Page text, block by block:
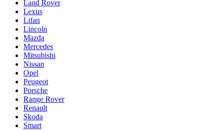
Land Rover
Lexus
Lifan
Lincoln
Mazda
Mercedes
Mitsubishi
Nissan
Opel
Peugeot
Porsche
Range Rover
Renault
Skoda
Smart